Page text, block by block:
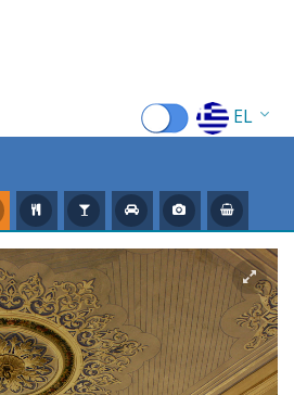
EL
DE
IT
ES
RU